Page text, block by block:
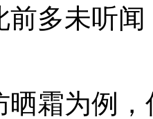
前多未听
晒霜为例